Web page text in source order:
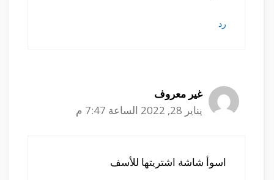
رد
غير معروف
يناير 28, 2022 الساعة 7:47 م
اسوأ شاشة اشتريتها للأسف